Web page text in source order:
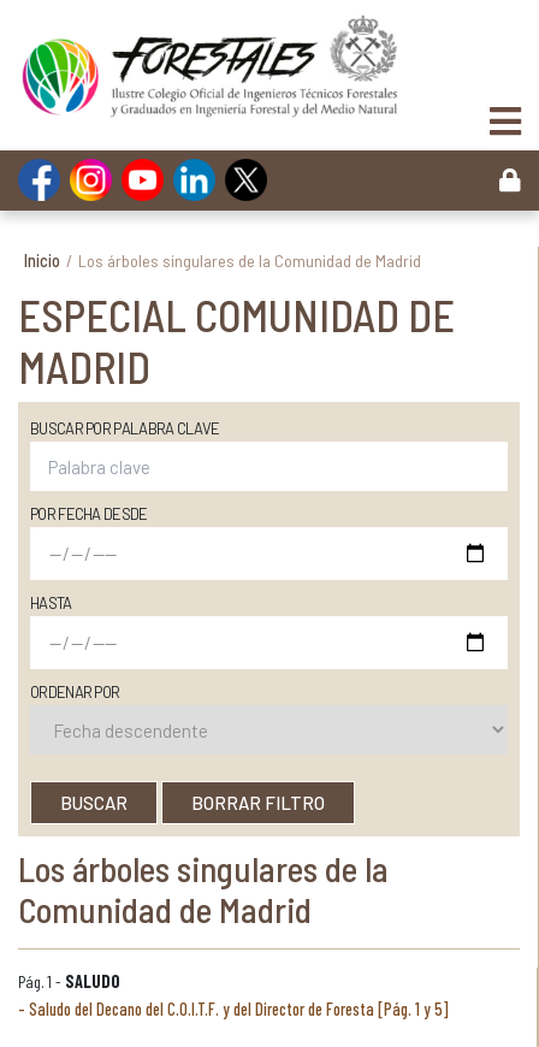
Inicio / Los árboles singulares de la Comunidad de Madrid
ESPECIAL COMUNIDAD DE
MADRID
BUSCAR POR PALABRA CLAVE
POR FECHA DESDE
HASTA
ORDENAR POR
BUSCAR BORRAR FILTRO
Los árboles singulares de la
Comunidad de Madrid
Pág. 1 - SALUDO
Saludo del Decano del C.O.I.T.F. y del Director de Foresta [Pág. 1 y 5]